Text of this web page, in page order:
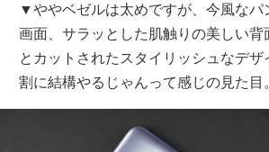
▼ややベゼルは太めですが、今風なパ
画面、サラッとした肌触りの美しい背
とカットされたスタイリッシュなデ
割に結構やるじゃんって感じの見た目